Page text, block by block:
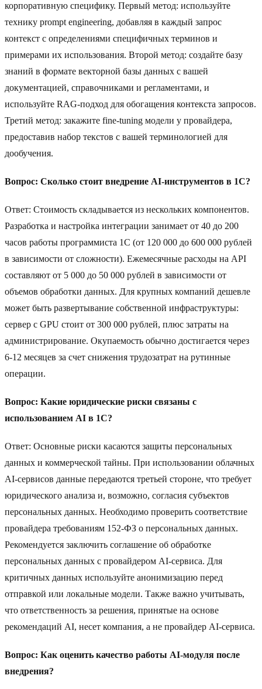
корпоративную специфику. Первый метод: используйте
технику prompt engineering, добавляя в каждый запрос
контекст с определениями специфичных терминов и
примерами их использования. Второй метод: создайте базу
знаний в формате векторной базы данных с вашей
документацией, справочниками и регламентами, и
используйте RAG-подход для обогащения контекста запросов.
Третий метод: закажите fine-tuning модели у провайдера,
предоставив набор текстов с вашей терминологией для
дообучения.
Вопрос: Сколько стоит внедрение AI-инструментов в 1C?
Ответ: Стоимость складывается из нескольких компонентов.
Разработка и настройка интеграции занимает от 40 до 200
часов работы программиста 1C (от 120 000 до 600 000 рублей
в зависимости от сложности). Ежемесячные расходы на API
составляют от 5 000 до 50 000 рублей в зависимости от
объемов обработки данных. Для крупных компаний дешевле
может быть развертывание собственной инфраструктуры:
сервер с GPU стоит от 300 000 рублей, плюс затраты на
администрирование. Окупаемость обычно достигается через
6-12 месяцев за счет снижения трудозатрат на рутинные
операции.
Вопрос: Какие юридические риски связаны с
использованием AI в 1C?
Ответ: Основные риски касаются защиты персональных
данных и коммерческой тайны. При использовании облачных
AI-сервисов данные передаются третьей стороне, что требует
юридического анализа и, возможно, согласия субъектов
персональных данных. Необходимо проверить соответствие
провайдера требованиям 152-ФЗ о персональных данных.
Рекомендуется заключить соглашение об обработке
персональных данных с провайдером AI-сервиса. Для
критичных данных используйте анонимизацию перед
отправкой или локальные модели. Также важно учитывать,
что ответственность за решения, принятые на основе
рекомендаций AI, несет компания, а не провайдер AI-сервиса.
Вопрос: Как оценить качество работы AI-модуля после
внедрения?